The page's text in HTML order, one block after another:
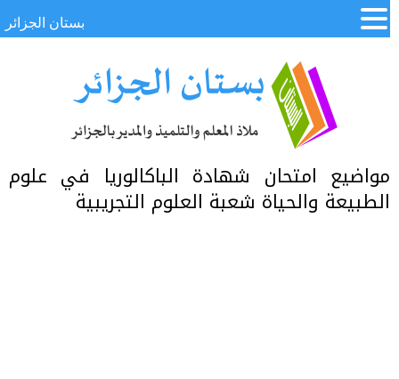
مواضيع امتحان شهادة الباكالوريا في علوم
الطبيعة والحياة شعبة العلوم التجريبية
بستان الجزائر